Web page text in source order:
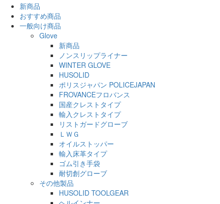
新商品
おすすめ商品
一般向け商品
Glove
新商品
ノンスリップライナー
WINTER GLOVE
HUSOLID
ポリスジャパン POLICEJAPAN
FROVANCEフロバンス
国産クレストタイプ
輸入クレストタイプ
リストガードグローブ
ＬＷＧ
オイルストッパー
輸入床革タイプ
ゴム引き手袋
耐切創グローブ
その他製品
HUSOLID TOOLGEAR